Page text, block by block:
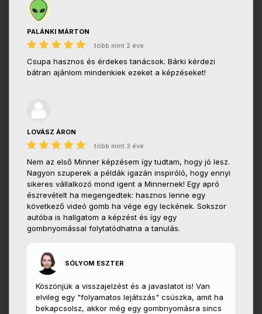
PALÁNKI MÁRTON
több mint 2 éve
Csupa hasznos és érdekes tanácsok. Bárki kérdezi
bátran ajánlom mindenkiek ezeket a képzéseket!
LOVÁSZ ÁRON
több mint 3 éve
Nem az első Minner képzésem így tudtam, hogy jó lesz.
Nagyon szuperek a példák igazán inspiróló, hogy ennyi
sikeres vállalkozó mond igent a Minnernek! Egy apró
észrevételt ha megengedtek: hasznos lenne egy
következő videó gomb ha vége egy leckének. Sokszor
autóba is hallgatom a képzést és így egy
gombnyomással folytatódhatna a tanulás.
SÓLYOM ESZTER
Köszönjük a visszajelzést és a javaslatot is! Van
elvileg egy "folyamatos lejátszás" csúszka, amit ha
bekapcsolsz, akkor még egy gombnyomásra sincs